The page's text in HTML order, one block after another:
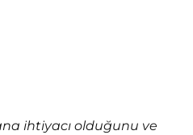
ihtiyacı olduğunu ve